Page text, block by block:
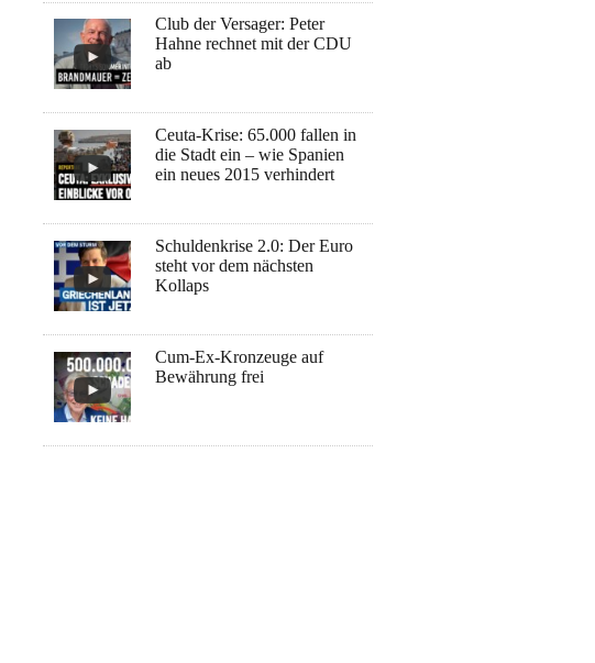
Club der Versager: Peter
Hahne rechnet mit der CDU
ab
Ceuta-Krise: 65.000 fallen in
die Stadt ein – wie Spanien
ein neues 2015 verhindert
Schuldenkrise 2.0: Der Euro
steht vor dem nächsten
Kollaps
Cum-Ex-Kronzeuge auf
Bewährung frei